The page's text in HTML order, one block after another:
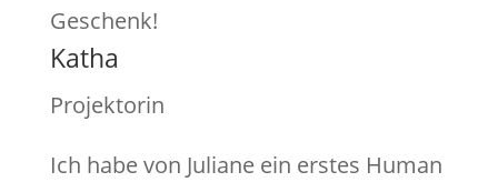
Geschenk!
Katha
Projektorin
Ich habe von Juliane ein erstes Human